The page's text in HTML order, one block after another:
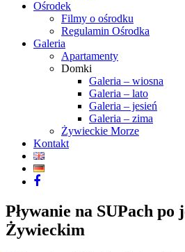
Ośrodek
Filmy o ośrodku
Regulamin Ośrodka
Galeria
Apartamenty
Domki
Galeria – wiosna
Galeria – lato
Galeria – jesień
Galeria – zima
Żywieckie Morze
Kontakt
Pływanie na SUPach po
Żywieckim